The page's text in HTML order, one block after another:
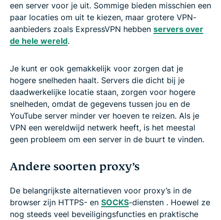
een server voor je uit. Sommige bieden misschien een
paar locaties om uit te kiezen, maar grotere VPN-
aanbieders zoals ExpressVPN hebben servers over
de hele wereld.
Je kunt er ook gemakkelijk voor zorgen dat je
hogere snelheden haalt. Servers die dicht bij je
daadwerkelijke locatie staan, zorgen voor hogere
snelheden, omdat de gegevens tussen jou en de
YouTube server minder ver hoeven te reizen. Als je
VPN een wereldwijd netwerk heeft, is het meestal
geen probleem om een server in de buurt te vinden.
Andere soorten proxy’s
De belangrijkste alternatieven voor proxy’s in de
browser zijn HTTPS- en SOCKS-diensten . Hoewel ze
nog steeds veel beveiligingsfuncties en praktische